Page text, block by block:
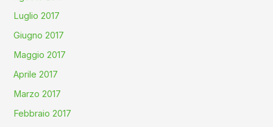
Luglio 2017
Giugno 2017
Maggio 2017
Aprile 2017
Marzo 2017
Febbraio 2017